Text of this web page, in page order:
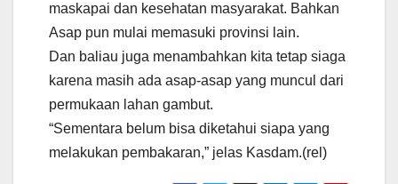
maskapai dan kesehatan masyarakat. Bahkan
Asap pun mulai memasuki provinsi lain.
Dan baliau juga menambahkan kita tetap siaga
karena masih ada asap-asap yang muncul dari
permukaan lahan gambut.
“Sementara belum bisa diketahui siapa yang
melakukan pembakaran,” jelas Kasdam.(rel)